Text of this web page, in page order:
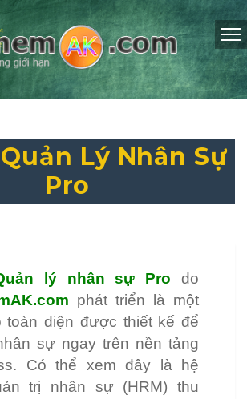
Lý Nhân Sự
Pro
lý nhân sự Pro do
phát triển là một
toàn diện được thiết kế để
sự ngay trên nền tảng
Có thể xem đây là hệ
trị nhân sự (HRM) thu